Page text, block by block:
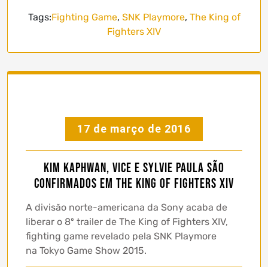
Tags:Fighting Game, SNK Playmore, The King of
Fighters XIV
17 de março de 2016
Kim Kaphwan, Vice e Sylvie Paula são
confirmados em The King of Fighters XIV
A divisão norte-americana da Sony acaba de
liberar o 8º trailer de The King of Fighters XIV,
fighting game revelado pela SNK Playmore
na Tokyo Game Show 2015.